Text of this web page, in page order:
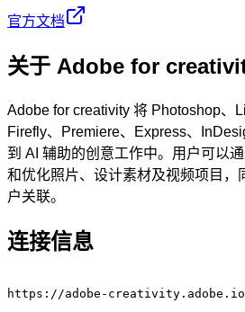
官方文档
关于 Adobe for
Adobe for creativity 将 Photoshop、
Firefly、Premiere、Express、
到 AI 辅助的创意工作中。用户可以
和优化照片、设计素材及视频项目，
户关联。
连接信息
https://adobe-creativity.adobe.io/